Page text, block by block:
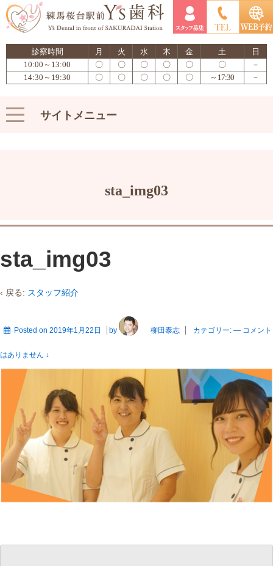
診察時間 月 火 水 木 金 土
日
10:00～13:00
〇 〇 〇 〇 〇 〇
－
14:30～19:30
〇 〇 〇 〇 〇 ～17:30 －
サイトメニュー
sta_img03
sta_img03
‹ 戻る: スタッフ紹介
Posted on 2019年1月22日 by 柳田泰志 カテゴリー: — コメント
はありません ↓